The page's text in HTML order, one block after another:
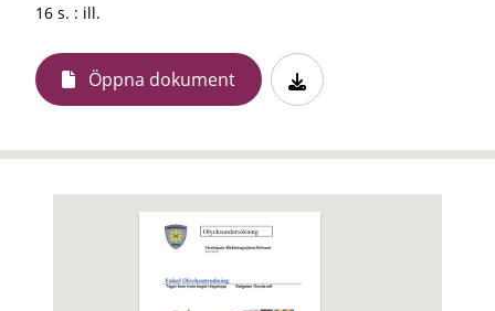
16 s. : ill.
Öppna dokument